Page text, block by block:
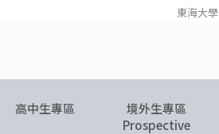
東海大學
高中生專區
境外生專區
Prospective